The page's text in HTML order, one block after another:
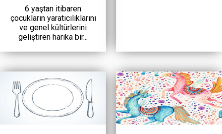
6 yaştan itibaren
çocukların yaratıcılıklarını
ve genel kültürlerini
geliştiren harika bir...